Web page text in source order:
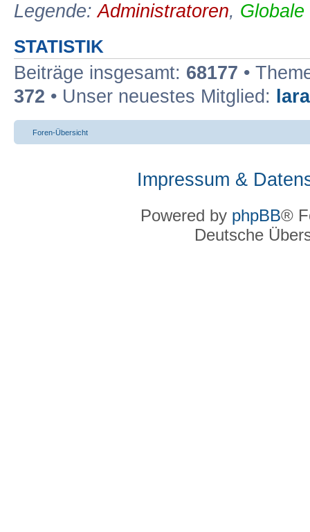
Legende:Administratoren,
STATISTIK
Beiträge insgesamt: 68177 •
372 • Unser neuestes Mitglied:
Foren-Übersicht
Impressum &
Powered by phpBB®
Deutsche